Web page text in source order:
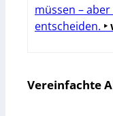
müssen –
entscheiden.
Vereinfachte